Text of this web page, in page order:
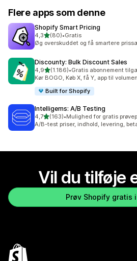
Flere apps som denne
Shopify Smart Pricing
4,3ud af 5 stjerner
(80)
80 anmeldelser i alt
•Gratis
Øg overskuddet og få smartere
Discounty: Bulk Discount Sales
4,9ud af 5 stjerner
(1.186)
1186 anmeldelser i alt
•Gratis abonnement
Kør BOGO, Køb X, få Y, app til
Built for Shopify
Intelligems: A/B Testing
4,7ud af 5 stjerner
(163)
163 anmeldelser i alt
•Mulighed for gratis
A/B-test priser, indhold, levering,
Vil du tilføje
Prøv Shopify gratis